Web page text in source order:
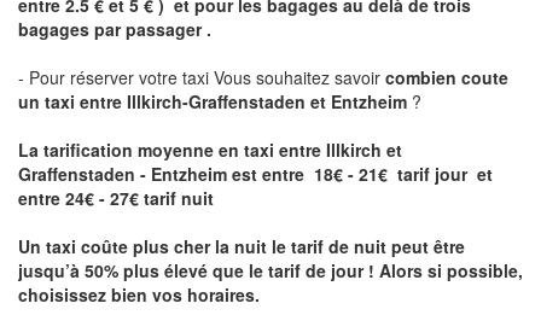
entre 2.5 € et 5 € ) et pour les bagages au delà de trois
bagages par passager .
- Pour réserver votre taxi Vous souhaitez savoir combien coute
un taxi entre Illkirch-Graffenstaden et Entzheim ?
La tarification moyenne en taxi entre Illkirch et
Graffenstaden - Entzheim est entre 18€ - 21€ tarif jour et
entre 24€ - 27€ tarif nuit
Un taxi coûte plus cher la nuit le tarif de nuit peut être
jusqu’à 50% plus élevé que le tarif de jour ! Alors si possible,
choisissez bien vos horaires.